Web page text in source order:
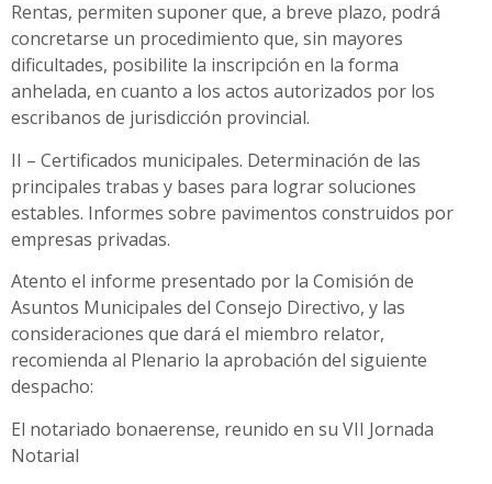
Rentas, permiten suponer que, a breve plazo, podrá
concretarse un procedimiento que, sin mayores
dificultades, posibilite la inscripción en la forma
anhelada, en cuanto a los actos autorizados por los
escribanos de jurisdicción provincial.
II – Certificados municipales. Determinación de las
principales trabas y bases para lograr soluciones
estables. Informes sobre pavimentos construidos por
empresas privadas.
Atento el informe presentado por la Comisión de
Asuntos Municipales del Consejo Directivo, y las
consideraciones que dará el miembro relator,
recomienda al Plenario la aprobación del siguiente
despacho:
El notariado bonaerense, reunido en su VII Jornada
Notarial